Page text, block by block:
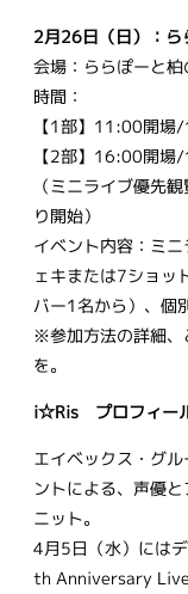
2月26日（日）：ら
会場：ららぽーと
時間：
【1部】11:00開
【2部】16:00開
（ミニライブ優先
り開始）
イベント内容：ミ
ェキまたは7ショッ
バー1名から）、個
※参加方法の詳細、
を。
i☆Ris プロフィー
エイベックス・グ
ントによる、声優
ニット。
4月5日（水）には
th Anniversary